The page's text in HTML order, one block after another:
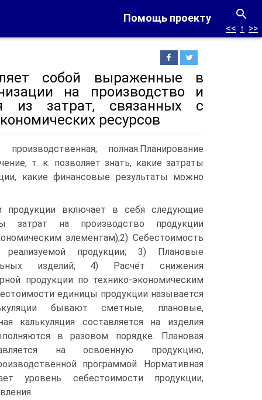
Помощь проекту
<< ↑ >>
собой выраженные в
на производство и
из затрат, связанных с
ресурсов
полная.Планирование
т. к. позволяет знать, какие затраты
какие финансовые результаты можно
продукции включает в себя следующие
затрат на производство продукции
элементам);2) Себестоимость
продукции; 3) Плановые
изделий; 4) Расчёт снижения
продукции по технико-экономическим
единицы продукции называется
бывают сметные, плановые,
калькуляция составляется на изделия
в разовом порядке. Плановая
на освоенную продукцию,
программой. Нормативная
уровень себестоимости продукции,